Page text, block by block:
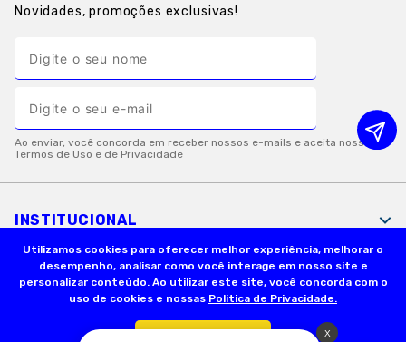
Utilizamos cookies para oferecer melhor experiência, melhorar o
desempenho, analisar como você interage em nosso site e
personalizar conteúdo. Ao utilizar este site, você concorda com o
uso de cookies e nossas Politica de Privacidade.
Novidades, promoções exclusivas!
INSTITUCIONAL
INFORMAÇÕES ÚTEIS
FORMAS DE PAGAMENTO